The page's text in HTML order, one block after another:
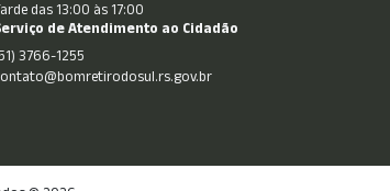
das 13:00 às 17:00
de Atendimento ao Cidadão
3766-1255